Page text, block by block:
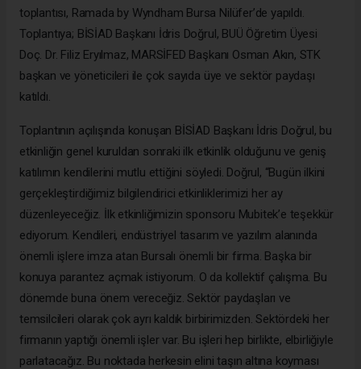
toplantısı, Ramada by Wyndham Bursa Nilüfer’de yapıldı.
Toplantıya; BİSİAD Başkanı İdris Doğrul, BUÜ Öğretim Üyesi
Doç. Dr. Filiz Eryılmaz, MARSİFED Başkanı Osman Akın, STK
başkan ve yöneticileri ile çok sayıda üye ve sektör paydaşı
katıldı.
Toplantının açılışında konuşan BİSİAD Başkanı İdris Doğrul, bu
etkinliğin genel kuruldan sonraki ilk etkinlik olduğunu ve geniş
katılımın kendilerini mutlu ettiğini söyledi. Doğrul, “Bugün ilkini
gerçekleştirdiğimiz bilgilendirici etkinliklerimizi her ay
düzenleyeceğiz. İlk etkinliğimizin sponsoru Mubitek’e teşekkür
ediyorum. Kendileri, endüstriyel tasarım ve yazılım alanında
önemli işlere imza atan Bursalı önemli bir firma. Başka bir
konuya parantez açmak istiyorum. O da kollektif çalışma. Bu
dönemde buna önem vereceğiz. Sektör paydaşları ve
temsilcileri olarak çok ayrı kaldık birbirimizden. Sektördeki her
firmanın yaptığı önemli işler var. Bu işleri hep birlikte, elbirliğiyle
parlatacağız. Bu noktada herkesin elini taşın altına koyması